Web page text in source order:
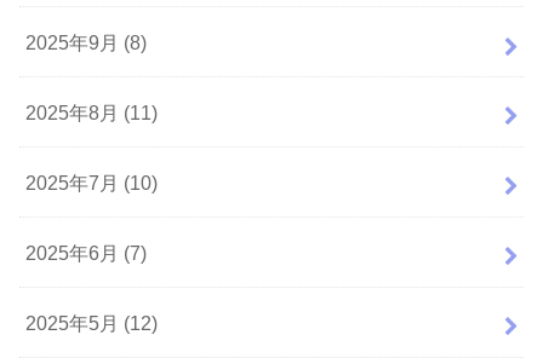
2025年9月 (8)
2025年8月 (11)
2025年7月 (10)
2025年6月 (7)
2025年5月 (12)